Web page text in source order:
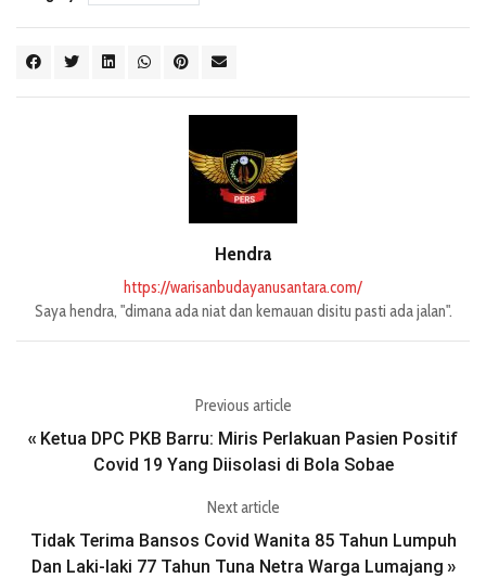
Hendra
https://warisanbudayanusantara.com/
Saya hendra, "dimana ada niat dan kemauan disitu pasti ada jalan".
Previous article
« Ketua DPC PKB Barru: Miris Perlakuan Pasien Positif
Covid 19 Yang Diisolasi di Bola Sobae
Next article
Tidak Terima Bansos Covid Wanita 85 Tahun Lumpuh
Dan Laki-laki 77 Tahun Tuna Netra Warga Lumajang »